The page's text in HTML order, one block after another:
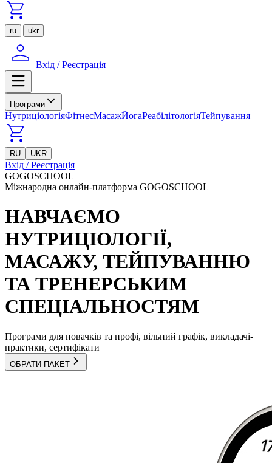
ru | ukr
Вхід / Реєстрація
Програми
НутриціологіяФітнесМасажЙогаРеабілітологіяТейпування
RU UKR
Вхід / Реєстрація
GOGOSCHOOL
Міжнародна онлайн-платформа GOGOSCHOOL
НАВЧАЄМО
НУТРИЦІОЛОГІЇ,
МАСАЖУ, ТЕЙПУВАННЮ
ТА ТРЕНЕРСЬКИМ
СПЕЦІАЛЬНОСТЯМ
Програми для новачків та профі, вільний графік, викладачі-
практики, сертифікати
ОБРАТИ ПАКЕТ